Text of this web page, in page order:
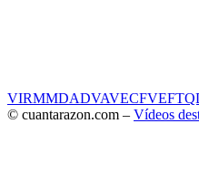
VIRMMDADVAVECFVEF
© cuantarazon.com – Vídeos